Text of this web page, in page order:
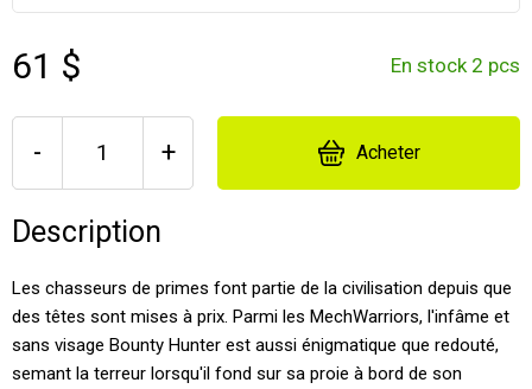
61 $ En stock 2 pcs
- + Acheter
Description
Les chasseurs de primes font partie de la civilisation depuis que
des têtes sont mises à prix. Parmi les MechWarriors, l'infâme et
sans visage Bounty Hunter est aussi énigmatique que redouté,
semant la terreur lorsqu'il fond sur sa proie à bord de son